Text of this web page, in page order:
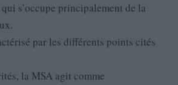
s’occupe principalement de la
par les différents points cités
la MSA agit comme